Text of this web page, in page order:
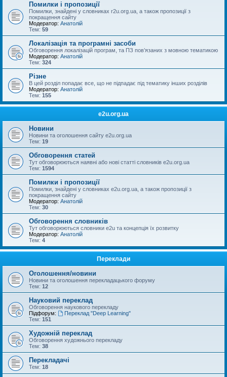
Помилки і пропозиції
Помилки, знайдені у словниках r2u.org.ua, а також пропозиції з
покращення сайту
Модератор: Анатолій
Тем: 59
Локалізація та програмні засоби
Обговорення локалізацій програм, та ПЗ пов’язаних з мовною тематикою
Модератор: Анатолій
Тем: 324
Різне
В цей розділ попадає все, що не підпадає під тематику інших розділів
Модератор: Анатолій
Тем: 155
e2u.org.ua
Новини
Новини та оголошення сайту e2u.org.ua
Тем: 19
Обговорення статей
Тут обговорюються наявні або нові статті словників e2u.org.ua
Тем: 1594
Помилки і пропозиції
Помилки, знайдені у словниках e2u.org.ua, а також пропозиції з
покращення сайту
Модератор: Анатолій
Тем: 30
Обговорення словників
Тут обговорюються словники e2u та концепція їх розвитку
Модератор: Анатолій
Тем: 4
Переклади
Оголошення/новини
Новини та оголошення перекладацького форуму
Тем: 12
Науковий переклад
Обговорення наукового перекладу
Підфорум:
Переклад "Deep Learning"
Тем: 151
Художній переклад
Обговорення художнього перекладу
Тем: 38
Перекладачі
Тем: 18